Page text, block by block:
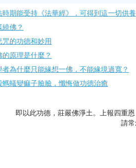
時期能受持《法華經》，可得到這一切供
佛？
的功德和妙用
原理是什麼？
者為什麼只能緣想一佛，不能緣境過寬？
螞蟻變痲子臉臉，懺悔做功德治癒
即以此功德，莊嚴佛淨土。上報四重
請